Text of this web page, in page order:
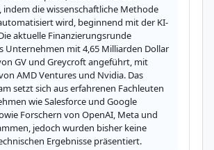
indem die wissenschaftliche Methode
wird, beginnend mit der KI-
aktuelle Finanzierungsrunde
Unternehmen mit 4,65 Milliarden Dollar
GV und Greycroft angeführt, mit
AMD Ventures und Nvidia. Das
setzt sich aus erfahrenen Fachleuten
wie Salesforce und Google
Forschern von OpenAI, Meta und
jedoch wurden bisher keine
Ergebnisse präsentiert.